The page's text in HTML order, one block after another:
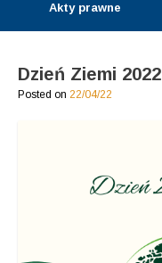
Akty prawne
Dzień Ziemi 2022
Posted on 22/04/22